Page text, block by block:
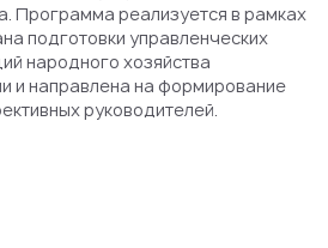
Программа реализуется в рамках
подготовки управленческих
народного хозяйства
и направлена на формирование
руководителей.